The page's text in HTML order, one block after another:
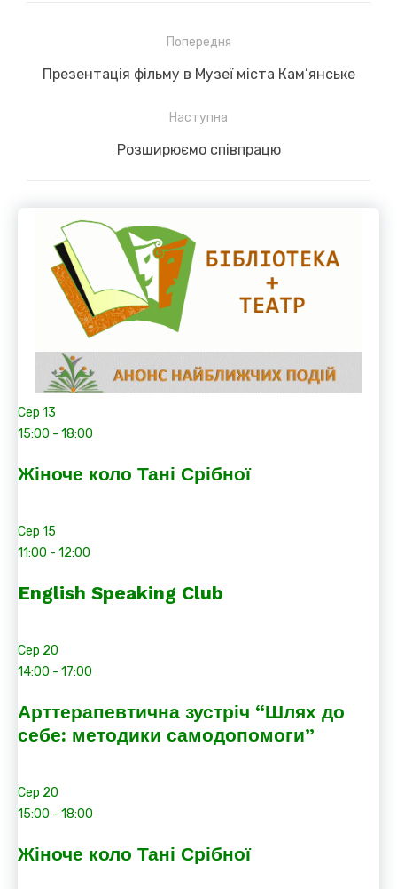
записів
Попередня
Previous
Презентація фільму в Музеї міста Кам’янське
Наступна
Next
Розширюємо співпрацю
Сер 13
15:00 - 18:00
Жіноче коло Тані Срібної
Сер 15
11:00 - 12:00
English Speaking Club
Сер 20
14:00 - 17:00
Арттерапевтична зустріч “Шлях до
себе: методики самодопомоги”
Сер 20
15:00 - 18:00
Жіноче коло Тані Срібної